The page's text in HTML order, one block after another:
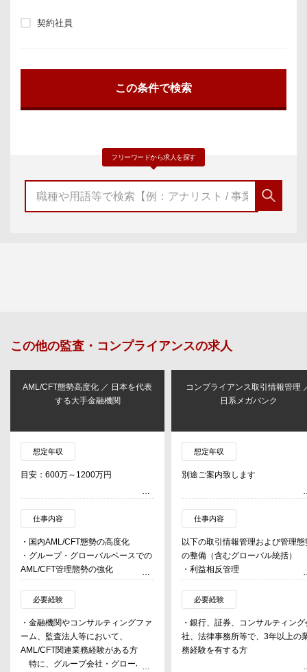
契約社員
フリーワードから求人を探す
この他の監査・コンプライアンスの求人
AML/CFT態勢高度化 ／ 日本を代表
する大手金融機関
想定年収
目安：600万～1200万円
仕事内容
・国内AML/CFT態勢の高度化
・グループ・グローバルベースでの
AML/CFT管理態勢の強化
【具体的に】
・AML/CFT関連施策の検討・プロジ
ェクト推進全般（KYC、フィルタリ
ング、取引モニタリング、経済制裁
対応、反社関係遮断、金融犯罪対応
等）
・関連法規制や当局対応等を通じた
必要経験
・金融機関やコンサルティングファ
ーム、監査法人等において、
AML/CFT関連業務経験がある方
特に、グループ会社・グローバル
コンプライアンス取引情報管理
日系メガバンク
想定年収
別途ご案内致します
仕事内容
以下の取引情報管理および管理態
の整備（含むグローバル統括）
・利益相反管理
・インサイダー情報管理
・非公開顧客情報管理
必要経験
・銀行、証券、コンサルティング
社、法律事務所等で、3年以上の
務経験を有する方